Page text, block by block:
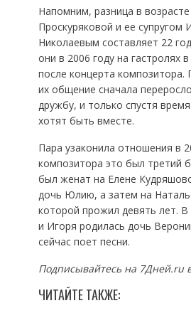
Напомним, разница в
Проскуряковой и ее супругом
Николаевым составляет 22
они в 2006 году на гастролях
после концерта
их общение сначала
дружбу, и только спустя
хотят быть вместе.
Пара узаконила отношения в
композитора это был третий
был женат на Елене
дочь Юлию, а затем на
которой прожил девять лет.
и Игоря родилась дочь
сейчас поет песни.
Подписывайтесь на 7Дней.ru
ЧИТАЙТЕ ТАКЖЕ: